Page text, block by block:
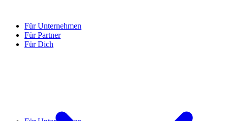
Für Unternehmen
Für Partner
Für Dich